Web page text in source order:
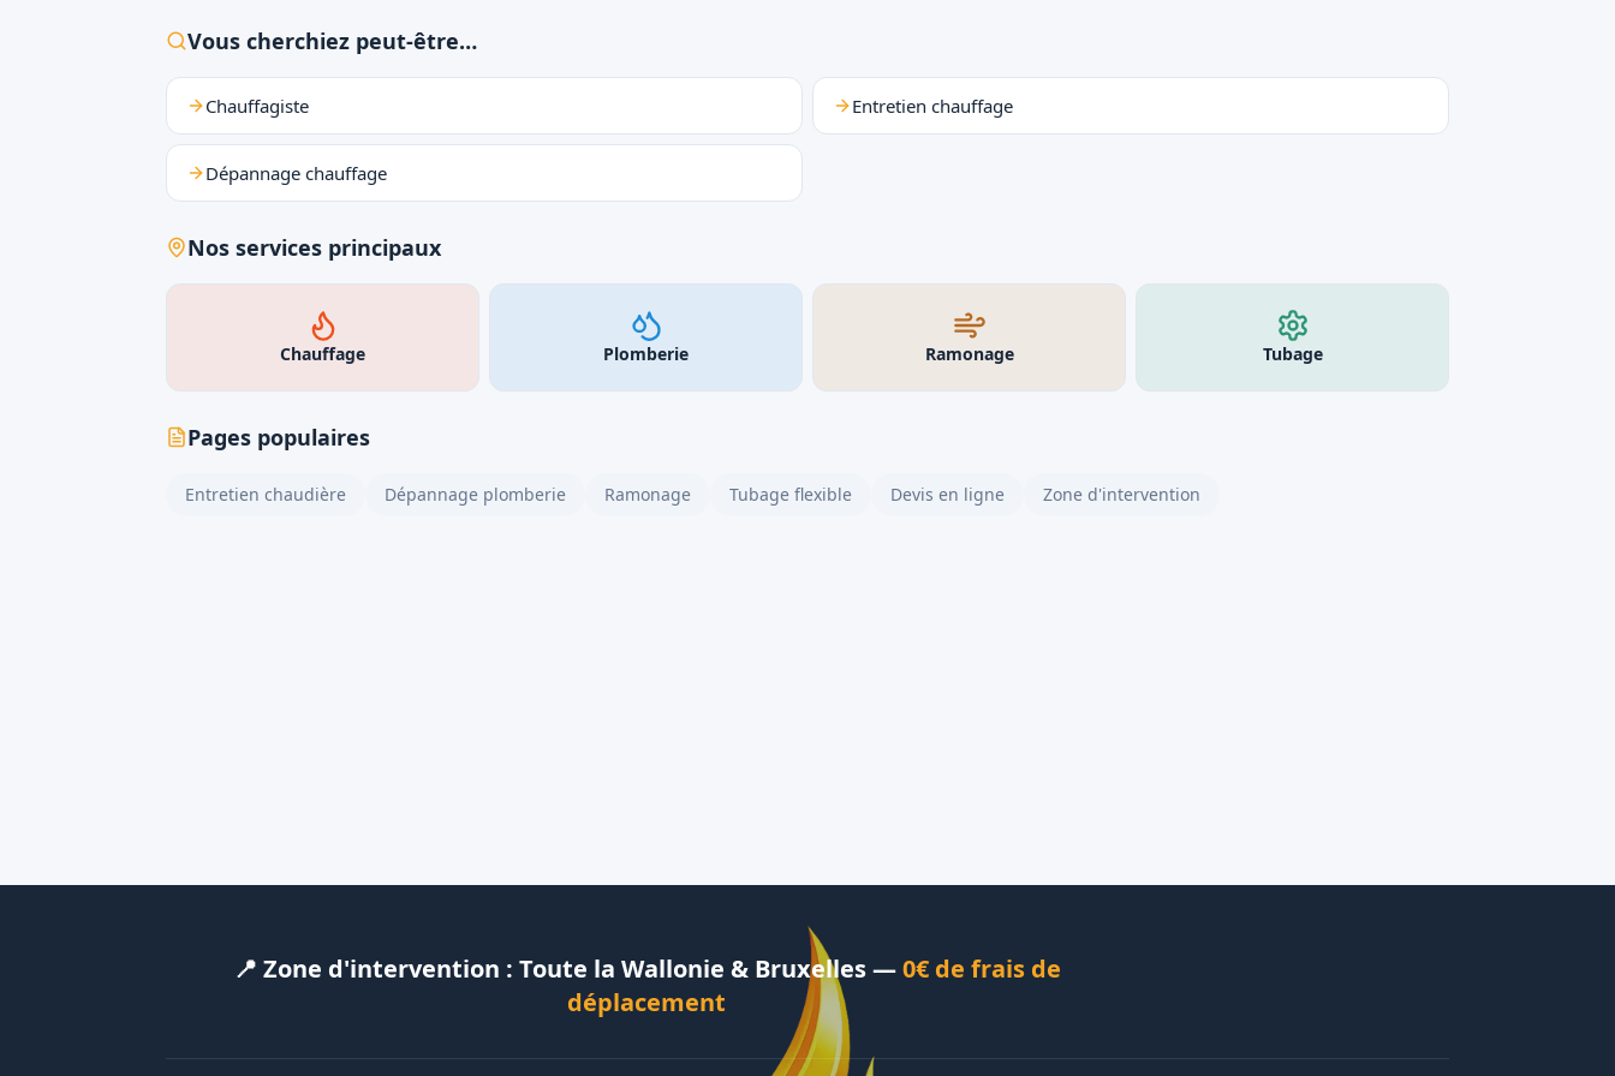
Vous cherchiez peut-être…
Chauffagiste Entretien chauffage
Dépannage chauffage
Nos services principaux
Chauffage Plomberie Ramonage Tubage
Pages populaires
Entretien chaudière Dépannage plomberie Ramonage Tubage flexible Devis en ligne Zone d'intervention
📍 Zone d'intervention : Toute la Wallonie & Bruxelles —0€ de frais de
déplacement